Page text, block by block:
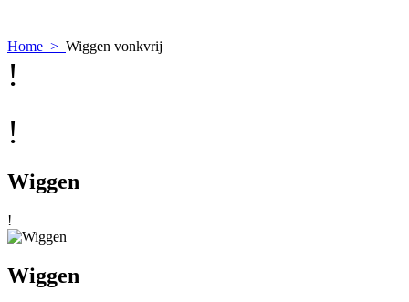
Home > Wiggen vonkvrij
!
!
Wiggen
!
Wiggen